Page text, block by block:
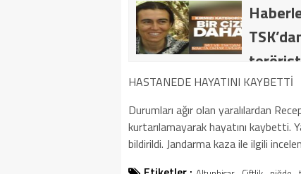
terörist
dakika:
HASTANEDE HAYATINI KAYBETTİ
Durumları ağır olan yaralılardan
kurtarılamayarak hayatını kaybetti.
bildirildi. Jandarma kaza ile ilgili